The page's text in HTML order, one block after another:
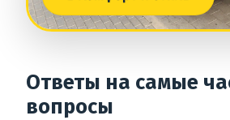
Ответы на самые
вопросы